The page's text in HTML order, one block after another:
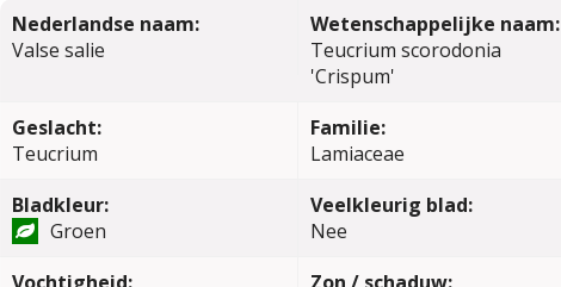
Nederlandse naam:
Valse salie
Wetenschappelijke naam:
Teucrium scorodonia
'Crispum'
Geslacht:
Teucrium
Familie:
Lamiaceae
Bladkleur:
Groen
Veelkleurig blad:
Nee